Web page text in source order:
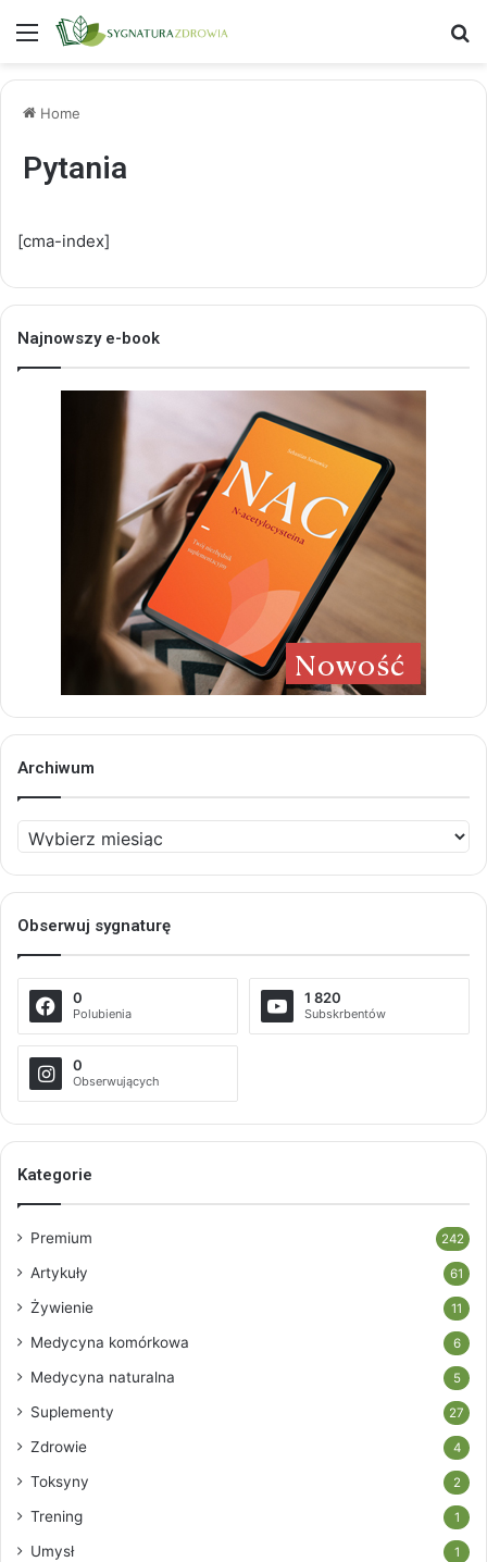
Menu
Home
Pytania
[cma-index]
Najnowszy e-book
Archiwum
Archiwum
Obserwuj sygnaturę
0
Polubienia
1 820
Subskrbentów
0
Obserwujących
Kategorie
Premium 242
Artykuły 61
Żywienie 11
Medycyna komórkowa 6
Medycyna naturalna 5
Suplementy 27
Zdrowie 4
Toksyny 2
Trening 1
Umysł 1